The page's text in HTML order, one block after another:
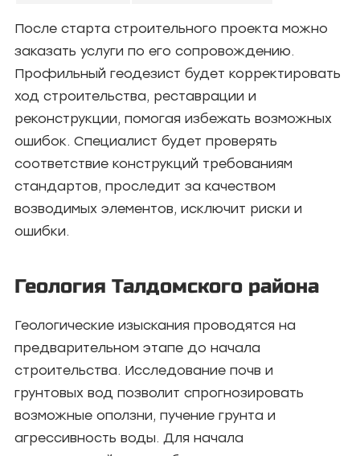
После старта строительного проекта можно
заказать услуги по его сопровождению.
Профильный геодезист будет корректировать
ход строительства, реставрации и
реконструкции, помогая избежать возможных
ошибок. Специалист будет проверять
соответствие конструкций требованиям
стандартов, проследит за качеством
возводимых элементов, исключит риски и
ошибки.
Геология Талдомского района
Геологические изыскания проводятся на
предварительном этапе до начала
строительства. Исследование почв и
грунтовых вод позволит спрогнозировать
возможные оползни, пучение грунта и
агрессивность воды. Для начала